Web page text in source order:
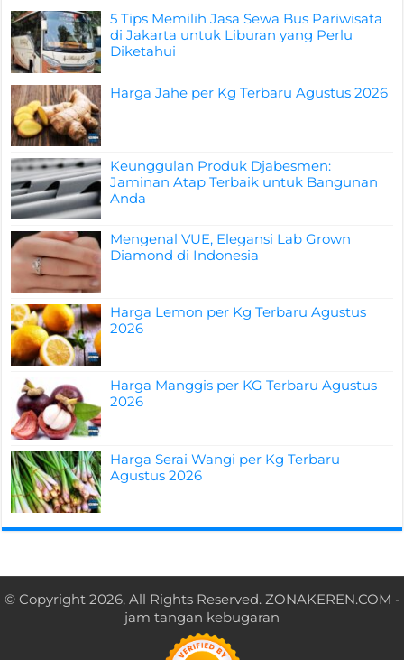
5 Tips Memilih Jasa Sewa Bus Pariwisata
di Jakarta untuk Liburan yang Perlu
Diketahui
Harga Jahe per Kg Terbaru Agustus 2026
Keunggulan Produk Djabesmen:
Jaminan Atap Terbaik untuk Bangunan
Anda
Mengenal VUE, Elegansi Lab Grown
Diamond di Indonesia
Harga Lemon per Kg Terbaru Agustus
2026
Harga Manggis per KG Terbaru Agustus
2026
Harga Serai Wangi per Kg Terbaru
Agustus 2026
© Copyright 2026, All Rights Reserved. ZONAKEREN.COM -
jam tangan kebugaran